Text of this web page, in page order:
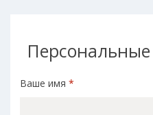
Ваше имя *